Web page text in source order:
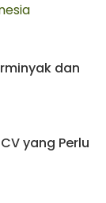
dan
yang Perlu